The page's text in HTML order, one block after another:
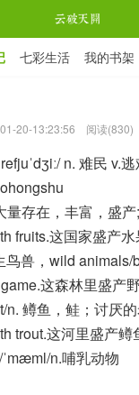
七彩生活 我的书架
20-13:23:56 阅读(830)
n. 难民 v.
量存在，丰富，盛
fruits.这国家盛产
鸟兽，wild animals/
这森林里盛产野
n. 鳟鱼，鲑；讨厌
trout.这河里盛产鳟
n.哺乳动物